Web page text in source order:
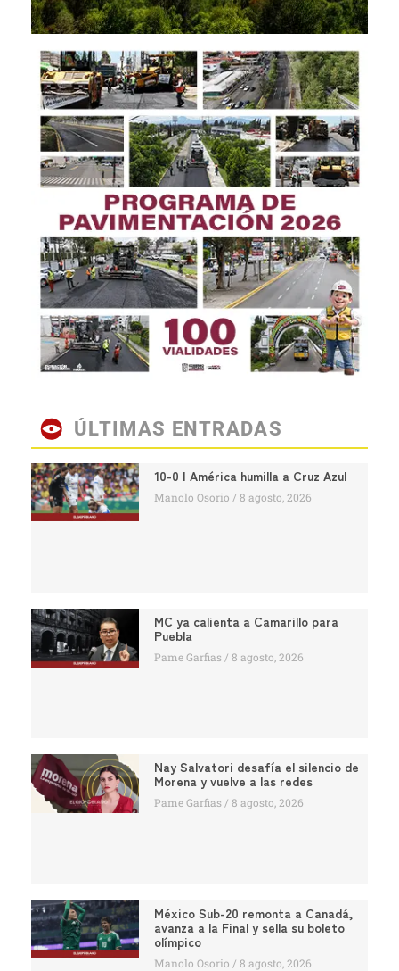
ÚLTIMAS ENTRADAS
10-0 | América humilla a Cruz Azul
Manolo Osorio 8 agosto, 2026
MC ya calienta a Camarillo para
Puebla
Pame Garfias 8 agosto, 2026
Nay Salvatori desafía el silencio de
Morena y vuelve a las redes
Pame Garfias 8 agosto, 2026
México Sub-20 remonta a Canadá,
avanza a la Final y sella su boleto
olímpico
Manolo Osorio 8 agosto, 2026